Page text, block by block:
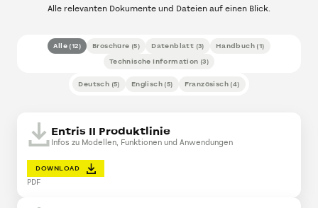
Alle relevanten Dokumente und Dateien auf einen Blick.
Alle(12) Broschüre (5) Datenblatt (3) Handbuch (1)
Technische Information (3)
Deutsch (5) Englisch (5) Französisch (4)
Entris II Produktlinie
Infos zu Modellen, Funktionen und Anwendungen
DOWNLOAD
PDF